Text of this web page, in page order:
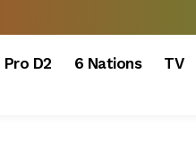
Pro D2 6 Nations TV